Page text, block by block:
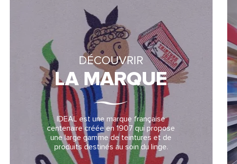
DÉCOUVRIR
LA MARQUE
IDEAL est une marque française
centenaire créée en 1907 qui propose
une large gamme de teintures et de
produits destinés au soin du linge.